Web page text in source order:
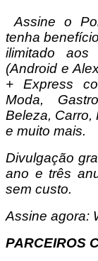
Assine o
tenha
ilimitado aos
(Android e
+ Express
Moda,
Beleza, Carro,
e muito mais.
Divulgação
ano e três
sem custo.
Assine agora:
PARCEIROS